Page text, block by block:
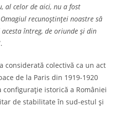
al celor de aici, nu a fost
recunoştinţei noastre să
întreg, de oriunde şi din
considerată colectivă ca un act
de la Paris din 1919-1920
configuraţie istorică a României
de stabilitate în sud-estul şi